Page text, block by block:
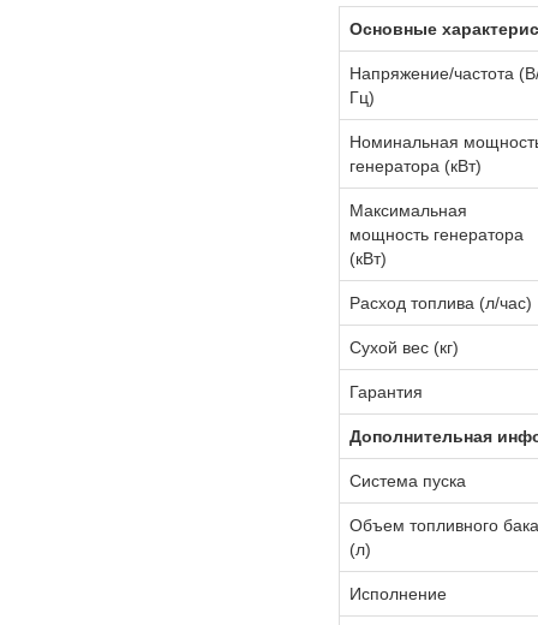
Основные
Напряжение/частота
Гц)
Номинальная
генератора (кВт)
Максимальная
мощность генератора
(кВт)
Расход топлива (л/час)
Сухой вес (кг)
Гарантия
Дополнительная
Система пуска
Объем топливного
(л)
Исполнение